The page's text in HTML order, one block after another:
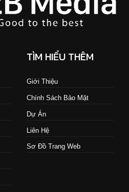
TÌM HIỂU THÊM
Giới Thiệu
Chính Sách Bảo Mật
Dự Án
Liên Hệ
Sơ Đồ Trang Web